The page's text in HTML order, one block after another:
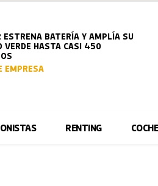
ESTRENA BATERÍA Y AMPLÍA SU
VERDE HASTA CASI 450
EMPRESA
RENTING